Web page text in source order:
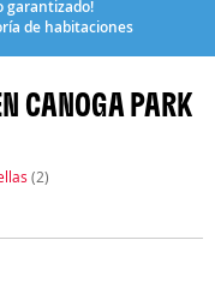
garantizado!
de habitaciones
CANOGA PARK
(2)